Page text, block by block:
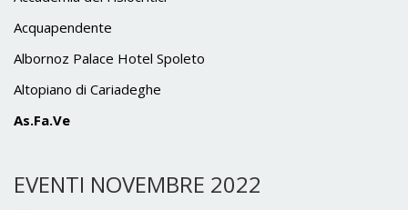
Acquapendente
Albornoz Palace Hotel Spoleto
Altopiano di Cariadeghe
As.Fa.Ve
EVENTI NOVEMBRE 2022